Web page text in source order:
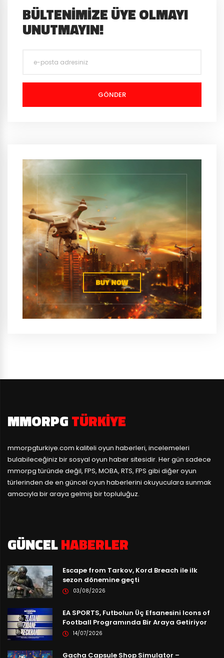
BÜLTENIMIZE ÜYE OLMAYI
UNUTMAYIN!
MMORPGTÜRKIYE
mmorpgturkiye.com kaliteli oyun haberleri, incelemeleri
bulabileceğiniz bir sosyal oyun haber sitesidir. Her gün sadece
mmorpg türünde değil, FPS, MOBA, RTS, FPS gibi diğer oyun
türlerinden de en güncel oyun haberlerini okuyuculara sunmak
amacıyla bir araya gelmiş bir topluluğuz.
GÜNCELHABERLER
Escape from Tarkov, Kord Breach ile ilk
sezon dönemine geçti
03/08/2026
EA SPORTS, Futbolun Üç Efsanesini Icons of
Football Programında Bir Araya Getiriyor
14/07/2026
Gacha Capsule Shop Simulator –